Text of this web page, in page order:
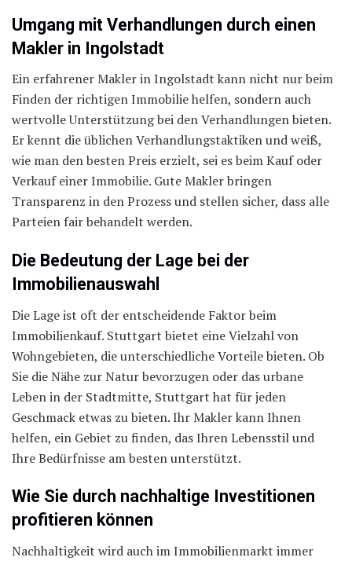
Umgang mit Verhandlungen durch einen
Makler in Ingolstadt
Ein erfahrener Makler in Ingolstadt kann nicht nur beim
Finden der richtigen Immobilie helfen, sondern auch
wertvolle Unterstützung bei den Verhandlungen bieten.
Er kennt die üblichen Verhandlungstaktiken und weiß,
wie man den besten Preis erzielt, sei es beim Kauf oder
Verkauf einer Immobilie. Gute Makler bringen
Transparenz in den Prozess und stellen sicher, dass alle
Parteien fair behandelt werden.
Die Bedeutung der Lage bei der
Immobilienauswahl
Die Lage ist oft der entscheidende Faktor beim
Immobilienkauf. Stuttgart bietet eine Vielzahl von
Wohngebieten, die unterschiedliche Vorteile bieten. Ob
Sie die Nähe zur Natur bevorzugen oder das urbane
Leben in der Stadtmitte, Stuttgart hat für jeden
Geschmack etwas zu bieten. Ihr Makler kann Ihnen
helfen, ein Gebiet zu finden, das Ihren Lebensstil und
Ihre Bedürfnisse am besten unterstützt.
Wie Sie durch nachhaltige Investitionen
profitieren können
Nachhaltigkeit wird auch im Immobilienmarkt immer